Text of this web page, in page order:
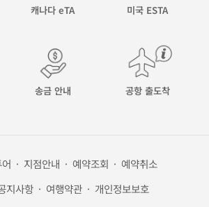
캐나다 eTA 미국 ESTA
송금 안내 공항 출도착
· 지점안내 · 예약조회 · 예약취소
지사항 · 여행약관 · 개인정보보호